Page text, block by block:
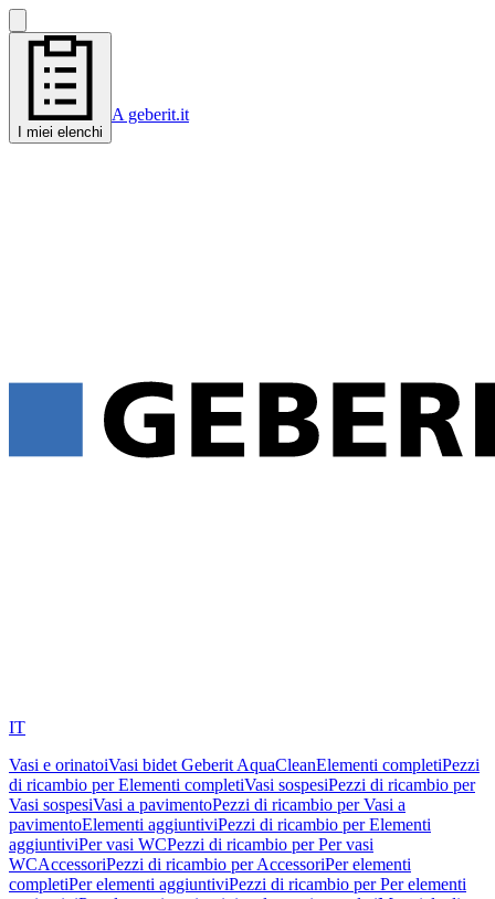
I miei elenchi
A geberit.it
IT
Vasi e orinatoiVasi bidet Geberit AquaCleanElementi completiPezzi
di ricambio per Elementi completiVasi sospesiPezzi di ricambio per
Vasi sospesiVasi a pavimentoPezzi di ricambio per Vasi a
pavimentoElementi aggiuntiviPezzi di ricambio per Elementi
aggiuntiviPer vasi WCPezzi di ricambio per Per vasi
WCAccessoriPezzi di ricambio per AccessoriPer elementi
completiPer elementi aggiuntiviPezzi di ricambio per Per elementi